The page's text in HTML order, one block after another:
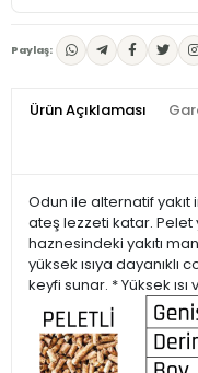
Paylaş:
Ürün Açıklaması
Odun ile alternatif yakıt
ateş lezzeti katar. Pelet
haznesindeki yakıtı
yüksek ısıya
keyfi sunar. * Yüksek